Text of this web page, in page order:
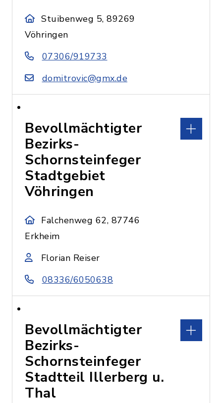
Stuibenweg 5, 89269
Vöhringen
07306/919733
domitrovic@gmx.de
Bevollmächtigter
Bezirks-
Schornsteinfeger
Stadtgebiet
Vöhringen
Falchenweg 62, 87746
Erkheim
Florian Reiser
08336/6050638
Bevollmächtigter
Bezirks-
Schornsteinfeger
Stadtteil Illerberg u.
Thal